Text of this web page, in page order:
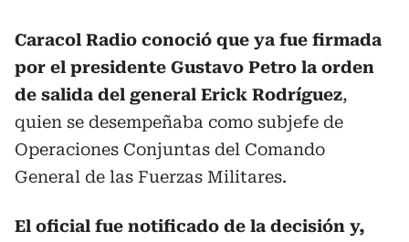
Caracol Radio conoció que ya fue firmada
por el presidente Gustavo Petro la orden
de salida del general Erick Rodríguez,
quien se desempeñaba como subjefe de
Operaciones Conjuntas del Comando
General de las Fuerzas Militares.
El oficial fue notificado de la decisión y,